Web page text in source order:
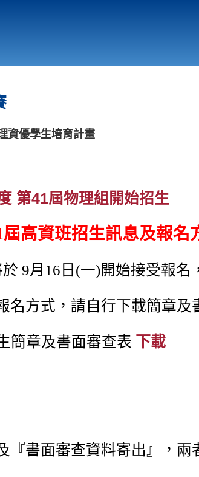
資優學生培育計畫
第41屆物理組開始招生
屆高資班招生訊息及報名
9月16日(一)開始接受報名
名方式，請自行下載簡章及
簡章及書面審查表 下載
『書面審查資料寄出』，兩